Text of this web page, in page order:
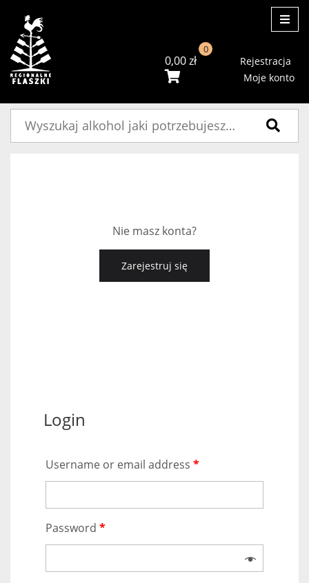
0,00zł
0
Rejestracja
Moje konto
Nie masz konta?
Zarejestruj się
Login
Username or email address *
Password *